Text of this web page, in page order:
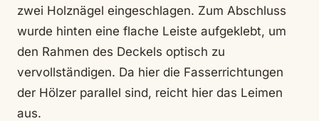
zwei Holznägel eingeschlagen. Zum Abschluss
wurde hinten eine flache Leiste aufgeklebt, um
den Rahmen des Deckels optisch zu
vervollständigen. Da hier die Fasserrichtungen
der Hölzer parallel sind, reicht hier das Leimen
aus.